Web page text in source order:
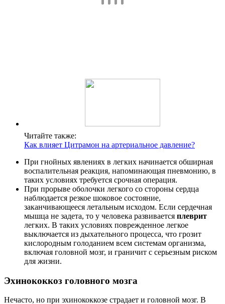
Читайте также:
Как влияет Цитрамон на артериальное давление?
При гнойных явлениях в легких начинается обширная
воспалительная реакция, напоминающая пневмонию, в
таких условиях требуется срочная операция.
При прорыве оболочки легкого со стороны сердца
наблюдается резкое шоковое состояние,
заканчивающееся летальным исходом. Если сердечная
мышца не задета, то у человека развивается плеврит
легких. В таких условиях поврежденное легкое
выключается из дыхательного процесса, что грозит
кислородным голоданием всем системам организма,
включая головной мозг, и граничит с серьезным риском
для жизни.
Эхинококкоз головного мозга
Нечасто, но при эхинококкозе страдает и головной мозг. В